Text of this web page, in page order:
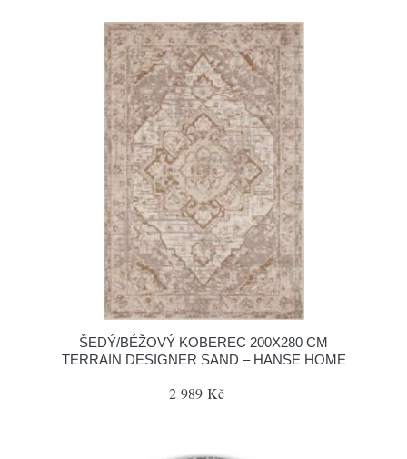
ŠEDÝ/BÉŽOVÝ KOBEREC 200X280 CM
TERRAIN DESIGNER SAND – HANSE HOME
2 989 Kč